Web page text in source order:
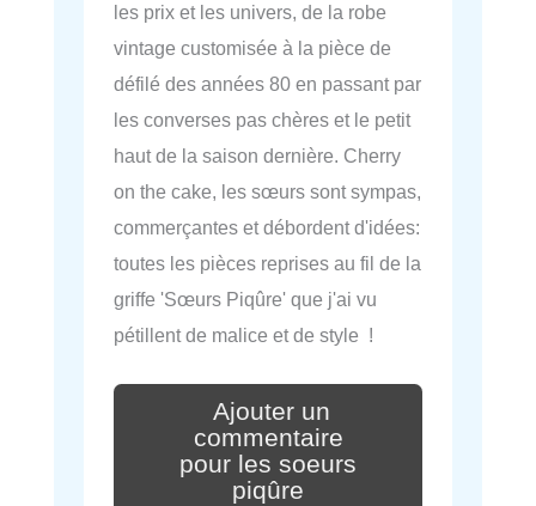
les prix et les univers, de la robe
vintage customisée à la pièce de
défilé des années 80 en passant par
les converses pas chères et le petit
haut de la saison dernière. Cherry
on the cake, les sœurs sont sympas,
commerçantes et débordent d'idées:
toutes les pièces reprises au fil de la
griffe 'Sœurs Piqûre' que j'ai vu
pétillent de malice et de style !
Ajouter un
commentaire
pour les soeurs
piqûre